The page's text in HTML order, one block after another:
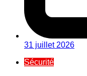
31 juillet 2026
Sécurité